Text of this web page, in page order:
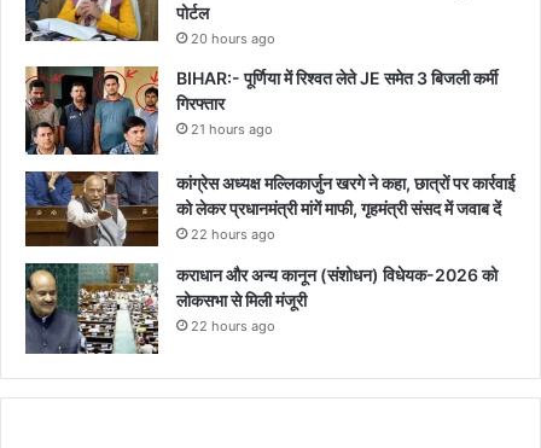
पोर्टल
20 hours ago
BIHAR:- पूर्णिया में रिश्वत लेते JE समेत 3 बिजली कर्मी
गिरफ्तार
21 hours ago
कांग्रेस अध्यक्ष मल्लिकार्जुन खरगे ने कहा, छात्रों पर कार्रवाई
को लेकर प्रधानमंत्री मांगें माफी, गृहमंत्री संसद में जवाब दें
22 hours ago
कराधान और अन्य कानून (संशोधन) विधेयक-2026 को
लोकसभा से मिली मंजूरी
22 hours ago